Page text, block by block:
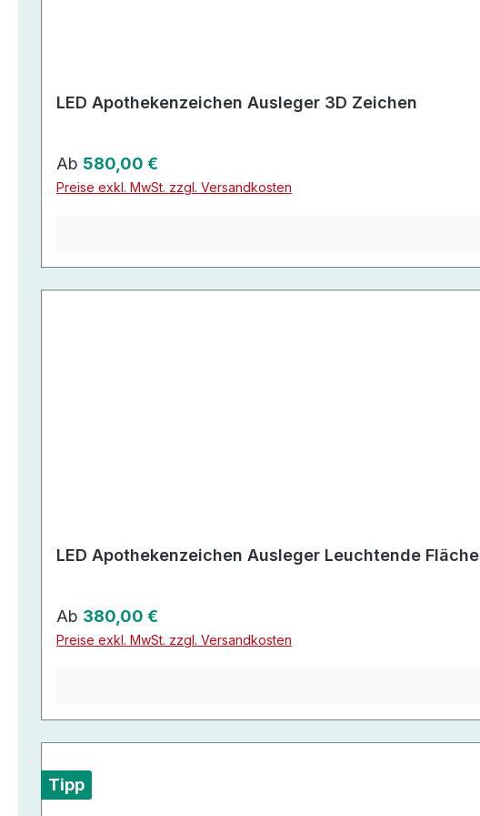
LED Apothekenzeichen Ausleger 3D Zeichen
Regulärer Preis:
Ab 580,00 €
Preise exkl. MwSt. zzgl. Versandkosten
LED Apothekenzeichen Ausleger Leuchtende Fläche
Regulärer Preis:
Ab 380,00 €
Preise exkl. MwSt. zzgl. Versandkosten
Tipp